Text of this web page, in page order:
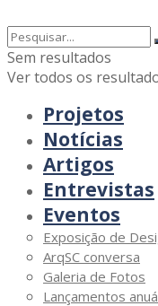
Sem resultados
Ver todos os
Projetos
Notícias
Artigos
Entrevistas
Eventos
Exposição de
ArqSC conversa
Galeria de Fotos
Lançamentos